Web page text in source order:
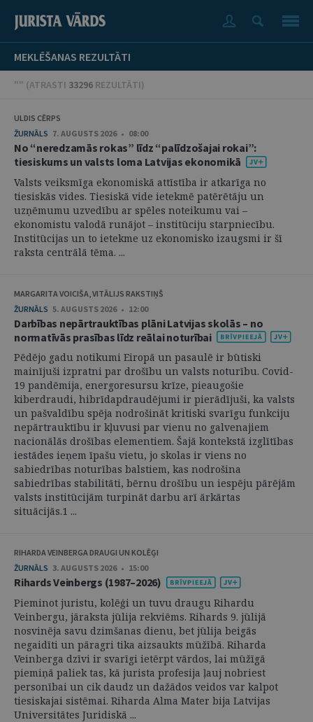
MEKLĒŠANAS REZULTĀTI
"" (ATRASTI 33296 REZULTĀTI)
ULDIS CĒRPS
ŽURNĀLS 7. AUGUSTS 2026 • 08:00
No “neredzamās rokas” līdz “palīdzošajai rokai”:
tiesiskums un valsts loma Latvijas ekonomikā
Valsts veiksmīga ekonomiskā attīstība ir atkarīga no
tiesiskās vides. Tiesiskā vide ietekmē patērētāju un
uzņēmumu uzvedību ar spēles noteikumu vai –
ekonomistu valodā runājot – institūciju starpniecību.
Institūcijas un to ietekme uz ekonomisko izaugsmi ir šī
raksta centrālā tēma. ...
MARGARITA VOICIŠA, VITĀLIJS RAKSTIŅŠ
ŽURNĀLS 5. AUGUSTS 2026 • 12:00
Darbības nepārtrauktības plāni Latvijas skolās – no
normatīvās prasības līdz reālai noturībai
Pēdējo gadu notikumi Eiropā un pasaulē ir būtiski
mainījuši izpratni par drošību un valsts noturību. Covid-
19 pandēmija, energoresursu krīze, pieaugošie
kiberdraudi, hibrīdapdraudējumi ir pierādījuši, ka valsts
un pašvaldību spēja nodrošināt kritiski svarīgu funkciju
nepārtrauktību ir kļuvusi par vienu no galvenajiem
nacionālās drošības elementiem. Šajā kontekstā izglītības
iestādes ieņem īpašu vietu, jo skolas ir viens no
sabiedrības noturības balstiem, kas nodrošina
sabiedrības stabilitāti, bērnu drošību un iespēju pārējām
valsts institūcijām turpināt darbu arī ārkārtas
situācijās.1 ...
RIHARDA VEINBERGA DRAUGI UN KOLĒĢI
ŽURNĀLS 3. AUGUSTS 2026 • 15:00
Rihards Veinbergs (1987–2026)
Pieminot juristu, kolēģi un tuvu draugu Rihardu
Veinbergu, jāraksta jūlija rekviēms. Rihards 9. jūlijā
nosvinēja savu dzimšanas dienu, bet jūlija beigās
negaidīti un pāragri tika aizsaukts mūžībā. Riharda
Veinberga dzīvi ir svarīgi ietērpt vārdos, lai mūžīgā
piemiņā paliek tas, kā jurista profesija ļauj nobriest
personībai un cik daudz un dažādos veidos var kalpot
tiesiskajai sistēmai. Riharda Alma Mater bija Latvijas
Universitātes Juridiskā ...